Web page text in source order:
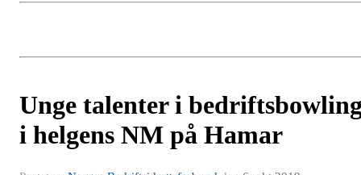
Unge talenter i
i helgens NM på Hamar